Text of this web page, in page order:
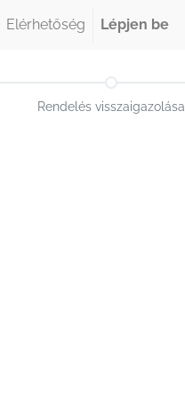
Elérhetőség Lépjen be
Rendelés visszaigazolása